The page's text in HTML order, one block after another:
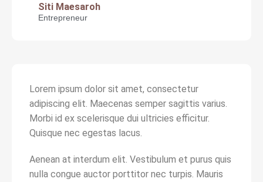
Siti Maesaroh
Entrepreneur
Lorem ipsum dolor sit amet, consectetur
adipiscing elit. Maecenas semper sagittis varius.
Morbi id ex scelerisque dui ultricies efficitur.
Quisque nec egestas lacus.
Aenean at interdum elit. Vestibulum et purus quis
nulla congue auctor porttitor nec turpis. Mauris